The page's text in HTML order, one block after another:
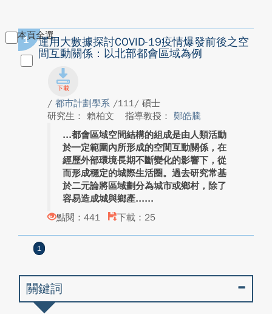
本頁全選
1
運用大數據探討COVID-19疫情爆發前後之空
間互動關係：以北部都會區域為例
/ 都市計劃學系 /111/ 碩士
研究生： 賴柏文
指導教授： 鄭皓騰
都會區域空間結構的組成是由人類活動
於一定範圍內所形成的空間互動關係，在
經歷外部環境長期不斷變化的影響下，從
而形成穩定的城際生活圈。過去研究常基
於二元論將區域劃分為城市或鄉村，除了
容易造成城與鄉產...
點閱：441
下載：25
1
關鍵詞